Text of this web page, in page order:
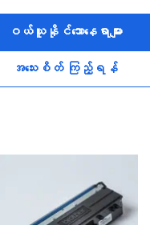
ဝယ်ယူနိုင်သောနေရာများ
အသေးစိတ် ကြည့်ရန်